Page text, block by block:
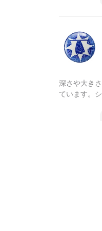
深さや大き
ています。